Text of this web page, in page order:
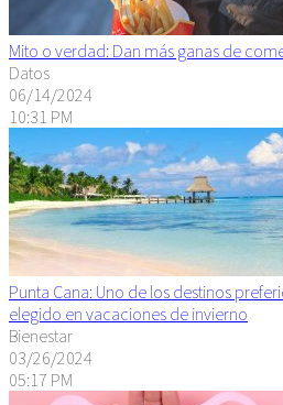
Mito o verdad: Dan más ganas de
Datos
06/14/2024
10:31 PM
Punta Cana: Uno de los destinos
elegido en vacaciones de invierno
Bienestar
03/26/2024
05:17 PM